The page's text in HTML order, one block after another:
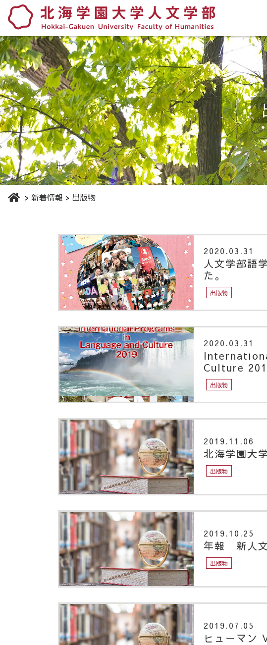
新着情報 出版物
2020.03.31
人文学部語
た。
出版物
2020.03.31
Culture
出版物
2019.11.06
北海学園大
出版物
2019.10.25
年報 新人
出版物
2019.07.05
ヒューマン